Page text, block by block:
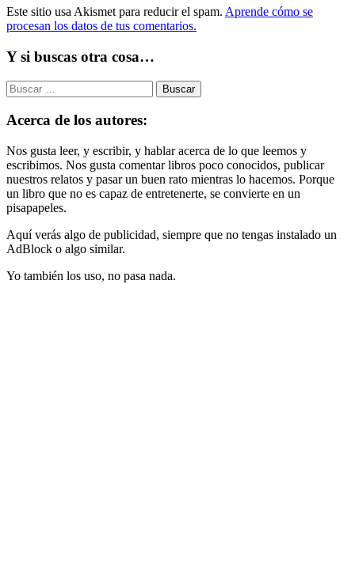
Este sitio usa Akismet para reducir el spam. Aprende cómo se
procesan los datos de tus comentarios.
Y si buscas otra cosa…
Buscar:
Acerca de los autores:
Nos gusta leer, y escribir, y hablar acerca de lo que leemos y
escribimos. Nos gusta comentar libros poco conocidos, publicar
nuestros relatos y pasar un buen rato mientras lo hacemos. Porque
un libro que no es capaz de entretenerte, se convierte en un
pisapapeles.
Aquí verás algo de publicidad, siempre que no tengas instalado un
AdBlock o algo similar.
Yo también los uso, no pasa nada.